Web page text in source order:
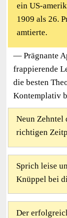
ein US-
1909 als 26.
amtierte.
— Prägnante
frappierende
die besten
Kontemplativ
Neun Zehntel
richtigen
Sprich leise
Knüppel bei
Der